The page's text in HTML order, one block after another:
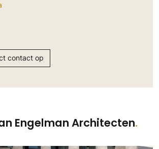
contact op
Engelman Architecten